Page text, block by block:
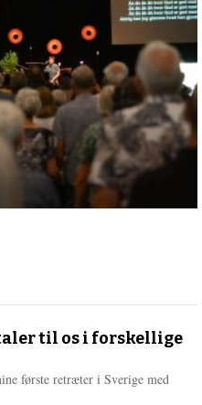
til os i forskellige
første retræter i Sverige med